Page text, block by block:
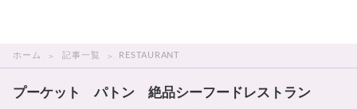
ホーム 記事一覧 RESTAURANT
プーケット パトン 絶品シーフードレストラン